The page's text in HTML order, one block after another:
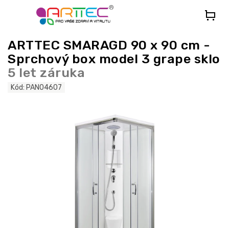
ARTTEC SMARAGD 90 x 90 cm -
Sprchový box model 3 grape sklo
5 let záruka
Kód: PAN04607